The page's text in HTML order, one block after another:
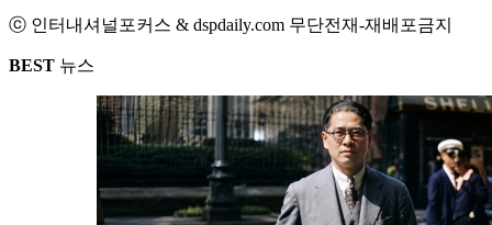
ⓒ 인터내셔널포커스 & dspdaily.com 무단전재-재배포금지
BEST 뉴스